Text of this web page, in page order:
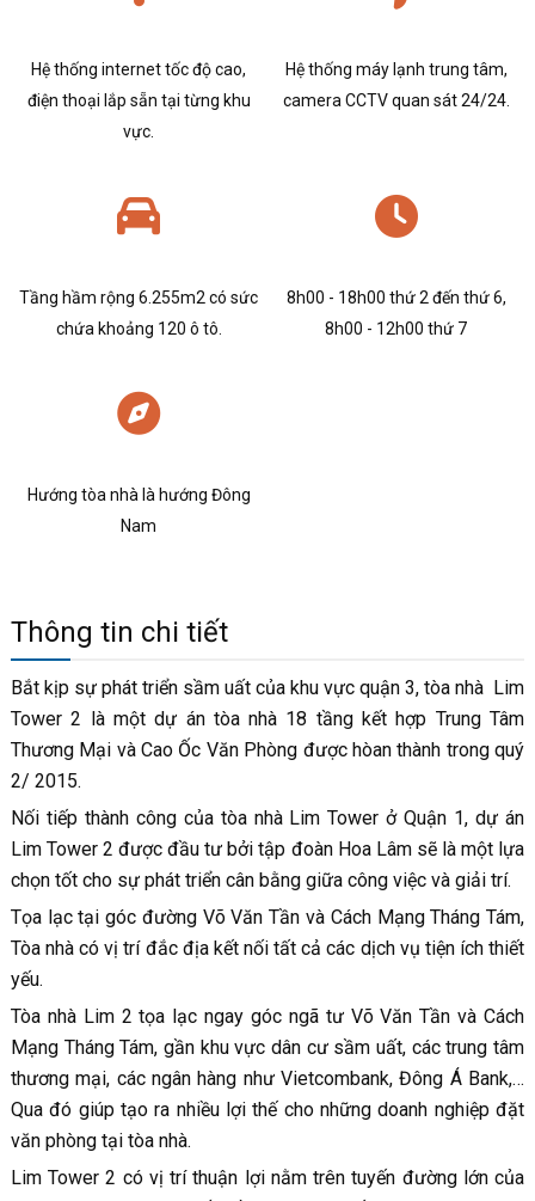
Hệ thống internet tốc độ cao,
điện thoại lắp sẵn tại từng khu
vực.
Hệ thống máy lạnh trung tâm,
camera CCTV quan sát 24/24.
Tầng hầm rộng 6.255m2 có sức
chứa khoảng 120 ô tô.
8h00 - 18h00 thứ 2 đến thứ 6,
8h00 - 12h00 thứ 7
Hướng tòa nhà là hướng Đông
Nam
Thông tin chi tiết
Bắt kịp sự phát triển sầm uất của khu vực quận 3, tòa nhà Lim
Tower 2 là một dự án tòa nhà 18 tầng kết hợp Trung Tâm
Thương Mại và Cao Ốc Văn Phòng được hòan thành trong quý
2/ 2015.
Nối tiếp thành công của tòa nhà Lim Tower ở Quận 1, dự án
Lim Tower 2 được đầu tư bởi tập đoàn Hoa Lâm sẽ là một lựa
chọn tốt cho sự phát triển cân bằng giữa công việc và giải trí.
Tọa lạc tại góc đường Võ Văn Tần và Cách Mạng Tháng Tám,
Tòa nhà có vị trí đắc địa kết nối tất cả các dịch vụ tiện ích thiết
yếu.
Tòa nhà Lim 2 tọa lạc ngay góc ngã tư Võ Văn Tần và Cách
Mạng Tháng Tám, gần khu vực dân cư sầm uất, các trung tâm
thương mại, các ngân hàng như Vietcombank, Đông Á Bank,…
Qua đó giúp tạo ra nhiều lợi thế cho những doanh nghiệp đặt
văn phòng tại tòa nhà.
Lim Tower 2 có vị trí thuận lợi nằm trên tuyến đường lớn của